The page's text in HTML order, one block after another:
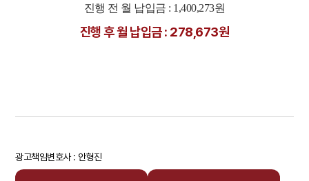
진행 전 월 납입금 : 1,400,273원
진행 후 월 납입금 : 278,673원
광고책임변호사 : 안형진